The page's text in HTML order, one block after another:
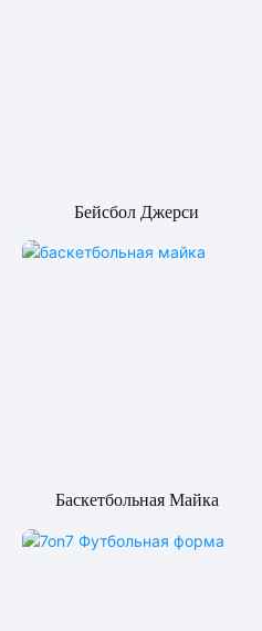
Бейсбол Джерси
Баскетбольная Майка